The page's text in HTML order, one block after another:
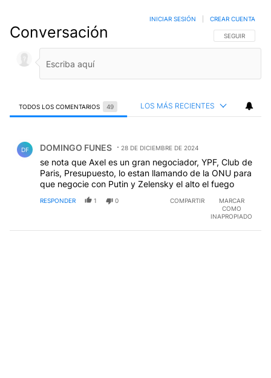
Conversación SIGA ESTA
SEGUIR
INICIAR SESIÓN CREAR CUENTA
TODOS LOS COMENTARIOS 49 LOS MÁS RECIENTES
DF DOMINGO FUNES 28 DE DICIEMBRE DE 2024
se nota que Axel es un gran negociador, YPF, Club de
Paris, Presupuesto, lo estan llamando de la ONU para
que negocie con Putin y Zelensky el alto el fuego
RESPONDER 1 0 COMPARTIR
MARCAR
COMO
INAPROPIADO